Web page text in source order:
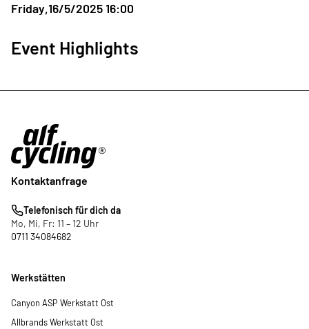
Friday,16/5/2025 16:00
Event Highlights
Kontaktanfrage
Telefonisch für dich da
Mo, Mi, Fr: 11 – 12 Uhr
0711 34084682
Werkstätten
Canyon ASP Werkstatt Ost
Allbrands Werkstatt Ost